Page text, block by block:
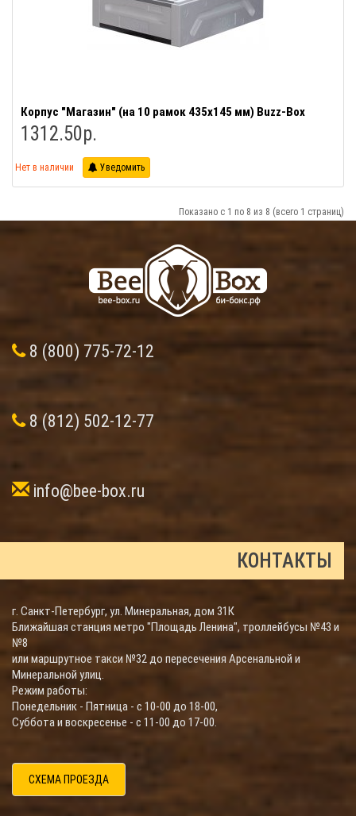
Корпус "Магазин" (на 10 рамок 435х145 мм) Buzz-Box
1312.50р.
Нет в наличии Уведомить
Показано с 1 по 8 из 8 (всего 1 страниц)
8 (800) 775-72-12
8 (812) 502-12-77
info@bee-box.ru
КОНТАКТЫ
г. Санкт-Петербург, ул. Минеральная, дом 31К
Ближайшая станция метро "Площадь Ленина", троллейбусы №43 и
№8
или маршрутное такси №32 до пересечения Арсенальной и
Минеральной улиц.
Режим работы:
Понедельник - Пятница - с 10-00 до 18-00,
Суббота и воскресенье - с 11-00 до 17-00.
СХЕМА ПРОЕЗДА